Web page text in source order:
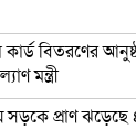
কার্ড বিতরণের
মন্ত্রী
সড়কে প্রাণ